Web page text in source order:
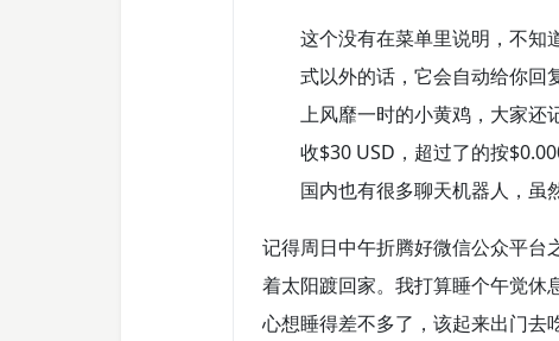
这个没有在菜单里说明，不知
式以外的话，它会自动给你回
上风靡一时的小黄鸡，大家还
收$30 USD，超过了的按
国内也有很多聊天机器人，虽
记得周日中午折腾好微信公众平台
着太阳踱回家。我打算睡个午觉休
心想睡得差不多了，该起来出门去